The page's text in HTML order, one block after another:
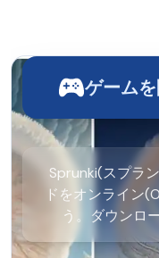
ゲーム
Sprunki(スプラ
ドをオンライン
う。ダウンロ